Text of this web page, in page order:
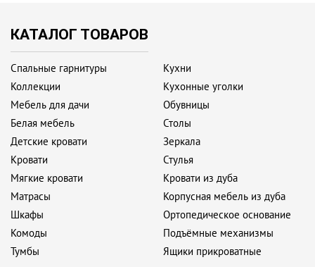
КАТАЛОГ ТОВАРОВ
Спальные гарнитуры
Коллекции
Мебель для дачи
Белая мебель
Детские кровати
Кровати
Мягкие кровати
Матрасы
Шкафы
Комоды
Тумбы
Кухни
Кухонные уголки
Обувницы
Столы
Зеркала
Стулья
Кровати из дуба
Корпусная мебель из дуба
Ортопедическое основание
Подъёмные механизмы
Ящики прикроватные